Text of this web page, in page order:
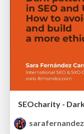
sarafernandez